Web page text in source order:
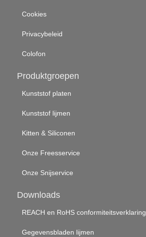
Cookies
Privacybeleid
Colofon
Produktgroepen
Kunststof platen
Kunststof lijmen
Kitten & Siliconen
Onze Freesservice
Onze Snijservice
Downloads
REACH en RoHS conformiteitsverklaring
Gegevensbladen lijmen